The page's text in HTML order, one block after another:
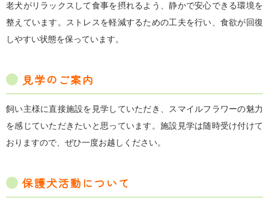
老犬がリラックスして食事を摂れるよう、静かで安心できる環境を
整えています。ストレスを軽減するための工夫を行い、食欲が回復
しやすい状態を保っています。
見学のご案内
飼い主様に直接施設を見学していただき、スマイルフラワーの魅力
を感じていただきたいと思っています。施設見学は随時受け付けて
おりますので、ぜひ一度お越しください。
保護犬活動について